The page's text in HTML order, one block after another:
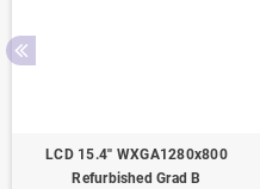
LCD 15.4'' WXGA1280x800
Refurbished Grad B